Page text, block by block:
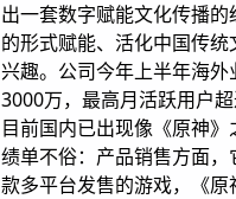
出一套数字赋能文化传播
的形式赋能、活化中国传
兴趣。公司今年上半年海
3000万，最高月活跃用户超
目前国内已出现像《原神
绩单不俗：产品销售方面
款多平台发售的游戏，《